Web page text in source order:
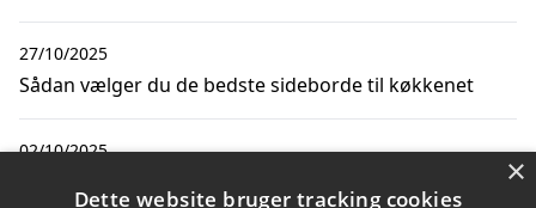
Sådan vælger du de bedste sideborde til køkkenet
27/10/2025
Sådan organiserer du dit køkken og hjem med smarte
02/10/2025
×
Dette website bruger tracking cookies